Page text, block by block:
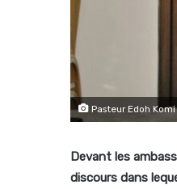
Pasteur Edoh
Devant les
discours dans